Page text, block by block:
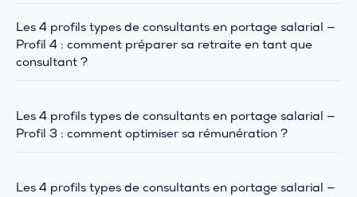
Les 4 profils types de consultants en portage salarial —
Profil 4 : comment préparer sa retraite en tant que
consultant ?
Les 4 profils types de consultants en portage salarial —
Profil 3 : comment optimiser sa rémunération ?
Les 4 profils types de consultants en portage salarial —